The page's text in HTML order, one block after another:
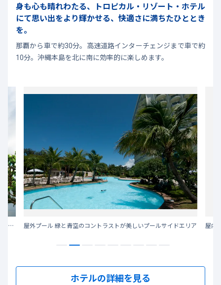
身も心も晴れわたる、トロピカル・リゾート・ホテル
にて思い出をより輝かせる、快適さに満ちたひととき
を。
那覇から車で約30分。高速道路インターチェンジまで車で約
10分。沖縄本島を北に南に効率的に楽しめます。
身も心も晴れわたる、トロピカル・リゾート・ホテルにて思い出をより輝かせる、快適さに満ちたひとときを。 屋外プール 緑と青空のコントラストが美しいプールサイドエリア 屋内
ホテルの詳細を見る